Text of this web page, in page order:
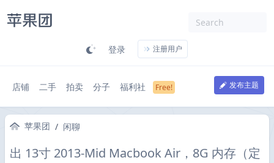
登录 注册用户
店铺 二手 拍卖 分子 福利社 发布主题
苹果团 / 闲聊
出 13寸 2013-Mid Macbook Air，8G 内存（定